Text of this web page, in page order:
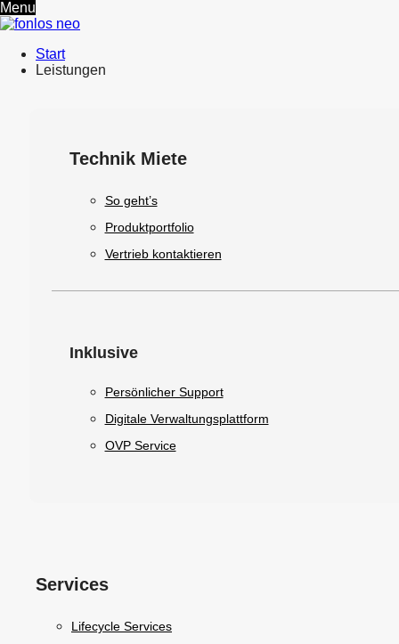
Menu
Start
Leistungen
Technik Miete
So geht’s
Produktportfolio
Vertrieb kontaktieren
Inklusive
Persönlicher Support
Digitale Verwaltungsplattform
OVP Service
Services
Lifecycle Services